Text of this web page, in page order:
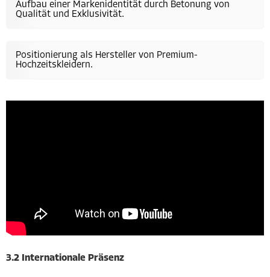
Aufbau einer Markenidentität durch Betonung von
Qualität und Exklusivität.
Positionierung als Hersteller von Premium-
Hochzeitskleidern.
3.2 Internationale Präsenz